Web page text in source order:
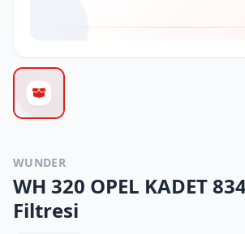
WUNDER
WH 320 OPEL KADET
Filtresi